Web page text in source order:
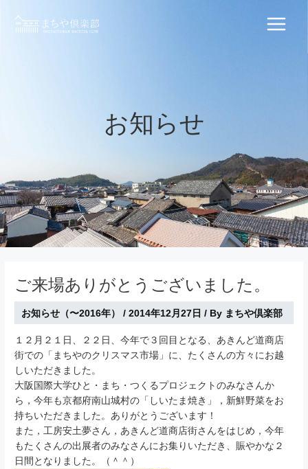
Main
お知らせ
ご来場ありがとうございました。
お知らせ（〜2016年） / 2014年12月27日 / By まちや倶楽部
１２月２１日、２２日、今年で３回目となる、あきんど道商店
街での「まちやのクリスマス市場」に、たくさんの方々にお越
しいただきました。
大阪国際大学ひと・まち・つくるプロジェクトのみなさんか
ら，今年も京都府南山城村の「しいたま焼き」，新鮮野菜をお
持ちいただきました。ありがとうございます！
また，工房安土夢さん，あきんど道商店街さんをはじめ，今年
もたくさんの出展者のみなさんにお集りいただき、賑やかな２
日間となりました。（＾＾）